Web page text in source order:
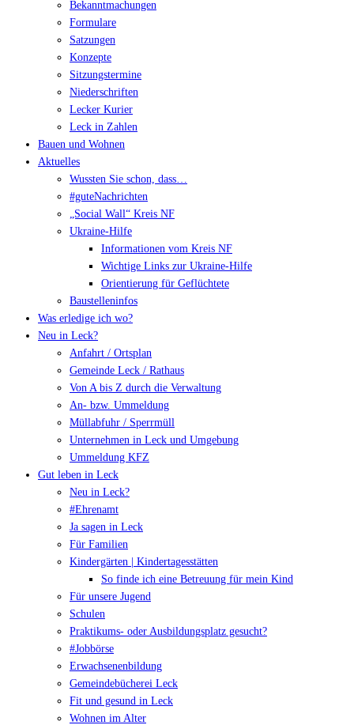
Bekanntmachungen
Formulare
Satzungen
Konzepte
Sitzungstermine
Niederschriften
Lecker Kurier
Leck in Zahlen
Bauen und Wohnen
Aktuelles
Wussten Sie schon, dass…
#guteNachrichten
„Social Wall“ Kreis NF
Ukraine-Hilfe
Informationen vom Kreis NF
Wichtige Links zur Ukraine-Hilfe
Orientierung für Geflüchtete
Baustelleninfos
Was erledige ich wo?
Neu in Leck?
Anfahrt / Ortsplan
Gemeinde Leck / Rathaus
Von A bis Z durch die Verwaltung
An- bzw. Ummeldung
Müllabfuhr / Sperrmüll
Unternehmen in Leck und Umgebung
Ummeldung KFZ
Gut leben in Leck
Neu in Leck?
#Ehrenamt
Ja sagen in Leck
Für Familien
Kindergärten | Kindertagesstätten
So finde ich eine Betreuung für mein Kind
Für unsere Jugend
Schulen
Praktikums- oder Ausbildungsplatz gesucht?
#Jobbörse
Erwachsenenbildung
Gemeindebücherei Leck
Fit und gesund in Leck
Wohnen im Alter